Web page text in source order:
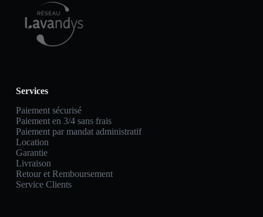
Services
Paiement sécurisé
Paiement en 3/4 sans frais
Paiement par mandat administratif
Location
Garantie
Livraison
Retour et Remboursement
Service Clients